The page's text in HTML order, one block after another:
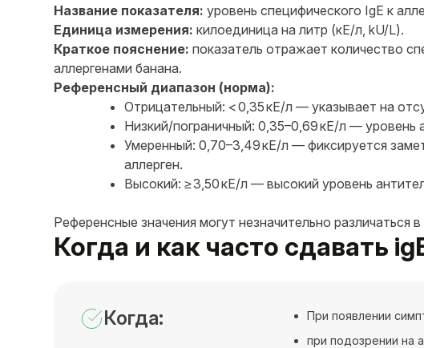
Название показателя: уровень специфического IgE к
Единица измерения: килоединица на литр (кЕ/л, kU/L).
Краткое пояснение: показатель отражает количество
аллергенами банана.
Референсный диапазон (норма):
Отрицательный: < 0,35 кЕ/л — указывает на
Низкий/пограничный: 0,35–0,69 кЕ/л — уровень
Умеренный: 0,70–3,49 кЕ/л — фиксируется
аллерген.
Высокий: ≥ 3,50 кЕ/л — высокий уровень
Референсные значения могут незначительно
Когда и как часто сдавать
Когда:
При появлении
при подозрении на